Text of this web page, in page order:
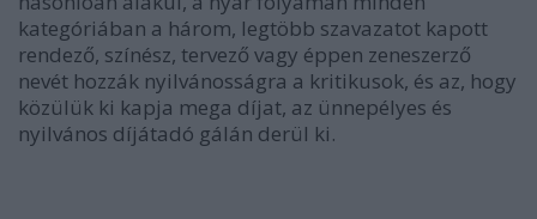
kategóriában a három, legtöbb szavazatot kapott
rendező, színész, tervező vagy éppen zeneszerző
nevét hozzák nyilvánosságra a kritikusok, és az, hogy
közülük ki kapja mega díjat, az ünnepélyes és
nyilvános díjátadó gálán derül ki.